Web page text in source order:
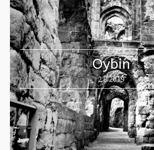
Oybin
2.8.2019